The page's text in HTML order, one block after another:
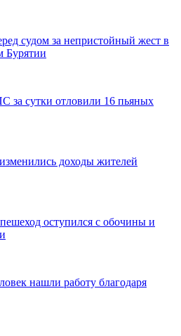
судом за непристойный жест в
Бурятии
за сутки отловили 16 пьяных
доходы жителей
оступился с обочины и
нашли работу благодаря